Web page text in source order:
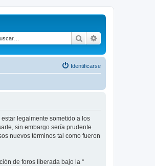
Buscar
Identificarse
estar legalmente sometido a los
sin embargo sería prudente
nuevos términos tal como fueron
de foros liberada bajo la “